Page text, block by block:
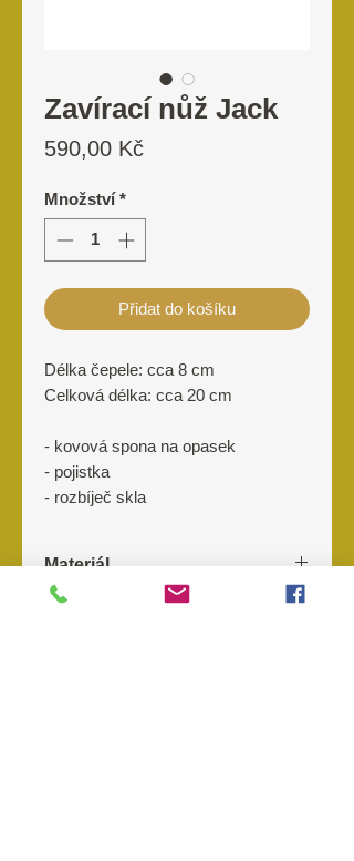
Zavírací nůž Jack
590,00 KčCena
Množství *
Přidat do košíku
Délka čepele: cca 8 cm
Celková délka: cca 20 cm
- kovová spona na opasek
- pojistka
- rozbíječ skla
Materiál
8Cr13MoV (440) ocel